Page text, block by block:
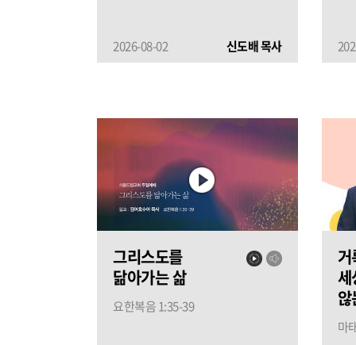
2026-08-02 신도배 목사
그리스도를
닮아가는 삶
요한복음 1:35-39
거
세
마